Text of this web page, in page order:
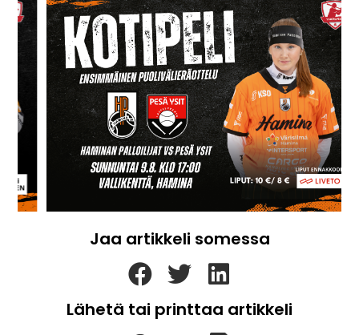
Jaa artikkeli somessa
Lähetä tai printtaa artikkeli